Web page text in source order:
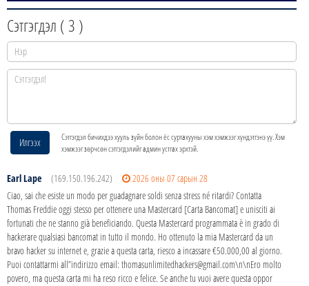
Сэтгэгдэл ( 3 )
Илгээх
Сэтгэгдэл бичихдээ хууль зүйн болон ёс суртахууны хэм хэмжээг хүндэтгэнэ үү. Хэм
хэмжээг зөрчсөн сэтгэгдэлийг админ устгах эрхтэй.
Earl Lape (169.150.196.242)
2026 оны 07 сарын 28
Ciao, sai che esiste un modo per guadagnare soldi senza stress né ritardi? Contatta
Thomas Freddie oggi stesso per ottenere una Mastercard [Carta Bancomat] e unisciti ai
fortunati che ne stanno già beneficiando. Questa Mastercard programmata è in grado di
hackerare qualsiasi bancomat in tutto il mondo. Ho ottenuto la mia Mastercard da un
bravo hacker su internet e, grazie a questa carta, riesco a incassare €50.000,00 al giorno.
Puoi contattarmi all”indirizzo email: thomasunlimitedhackers@gmail.com\n\nEro molto
povero, ma questa carta mi ha reso ricco e felice. Se anche tu vuoi avere questa oppor